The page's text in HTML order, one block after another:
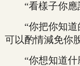
“看樣子你應
“你把你知道
可以酌情減免你
“你想知道什